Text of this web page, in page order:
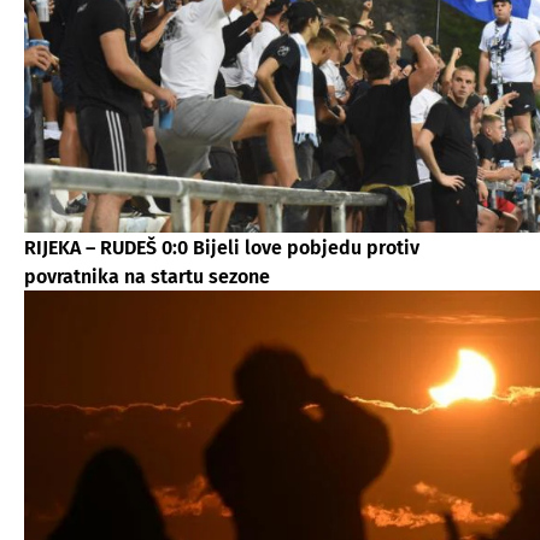
RIJEKA – RUDEŠ 0:0 Bijeli love pobjedu protiv
povratnika na startu sezone